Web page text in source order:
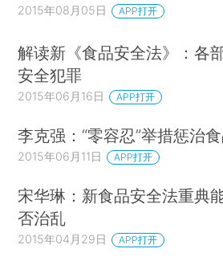
2015年08月05日 APP打开
解读新《食品安全法》：各
安全犯罪
2015年06月16日 APP打开
李克强：“零容忍”举措惩治
2015年06月11日 APP打开
宋华琳：新食品安全法重典
否治乱
2015年04月29日 APP打开